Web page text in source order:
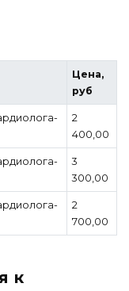
Цена,
руб
2
400,00
3
300,00
2
700,00
к